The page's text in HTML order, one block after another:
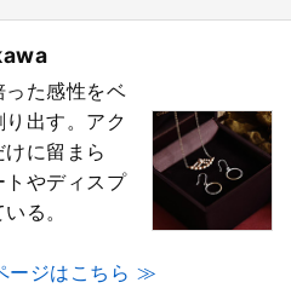
た感性をベ
出す。アク
に留まら
やディスプ
る。
ージはこちら ≫